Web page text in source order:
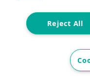
detalladas en este
del interior).~3º.- La
los ocupantes.~4º.-
solicite, nuestros
Reject All